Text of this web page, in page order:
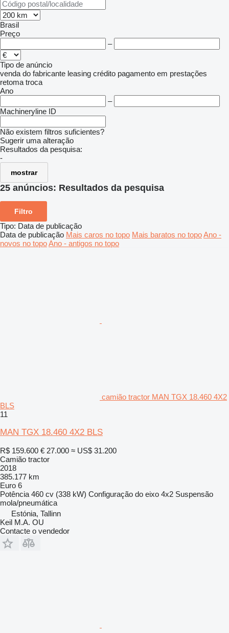
Brasil
Preço
–
Tipo de anúncio
venda do fabricante leasing crédito pagamento em prestações
retoma troca
Ano
–
Machineryline ID
Não existem filtros suficientes?
Sugerir uma alteração
Resultados da pesquisa:
-
mostrar
25 anúncios: Resultados da pesquisa
Filtro
Tipo: Data de publicação
Data de publicação Mais caros no topo Mais baratos no topoAno -
novos no topoAno - antigos no topo
camião tractor MAN TGX 18.460 4X2
BLS
11
MAN TGX 18.460 4X2 BLS
R$ 159.600 € 27.000 ≈ US$ 31.200
Camião tractor
2018
385.177 km
Euro 6
Potência 460 cv (338 kW) Configuração do eixo 4x2 Suspensão
mola/pneumática
Estónia, Tallinn
Keil M.A. OU
Contacte o vendedor